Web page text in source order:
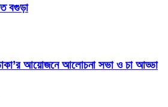
বগুড়া
আয়োজনে আলোচনা সভা ও চা আড্ডা